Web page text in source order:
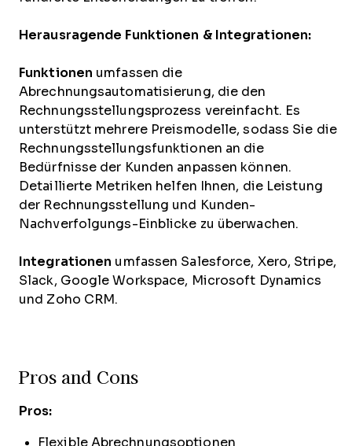
Herausragende Funktionen & Integrationen:
Funktionen umfassen die
Abrechnungsautomatisierung, die den
Rechnungsstellungsprozess vereinfacht. Es
unterstützt mehrere Preismodelle, sodass Sie die
Rechnungsstellungsfunktionen an die
Bedürfnisse der Kunden anpassen können.
Detaillierte Metriken helfen Ihnen, die Leistung
der Rechnungsstellung und Kunden-
Nachverfolgungs-Einblicke zu überwachen.
Integrationen umfassen Salesforce, Xero, Stripe,
Slack, Google Workspace, Microsoft Dynamics
und Zoho CRM.
Pros and Cons
Pros:
Flexible Abrechnungsoptionen